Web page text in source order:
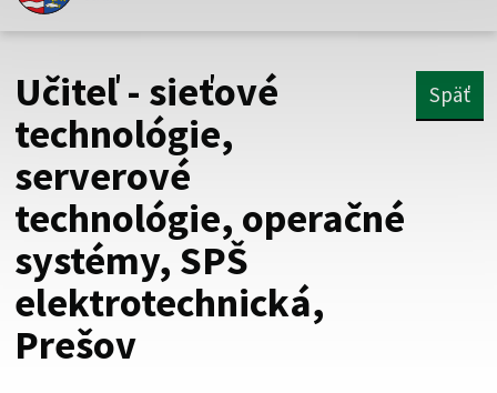
Toto je oficiálna webová stránka Prešovského
Táto stránka je zabezpečená
Buďte pozorní a vždy sa uistite, že zdieľate informácie iba
cez zabezpečenú webovú stránku. Zabezpečená stránka
vždy začína https:// pred názvom domény webového sídla.
Učiteľ - sieťové
technológie,
serverové
technológie, operačné
systémy, SPŠ
elektrotechnická,
Prešov
Späť